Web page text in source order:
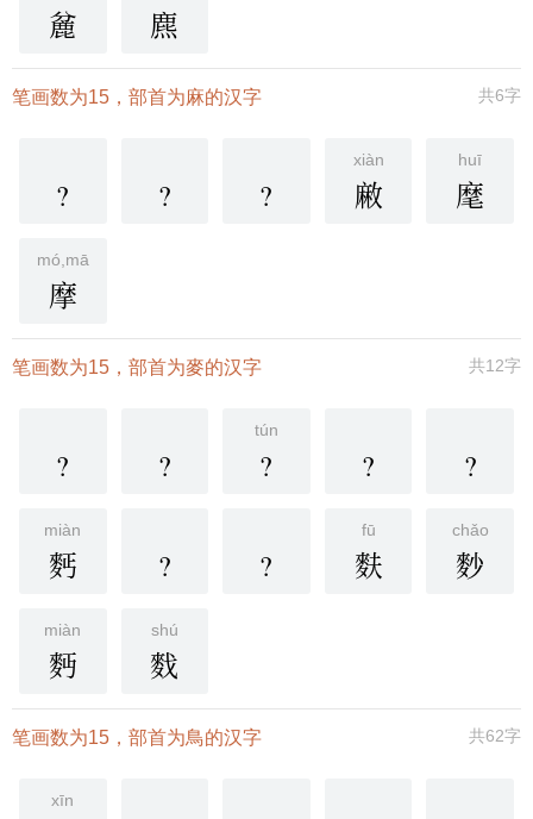
麄 麃
共6字
笔画数为15，部首为麻的汉字
? ? ?
xiàn
䵇
huī
麾
mó,mā
摩
共12字
笔画数为15，部首为麥的汉字
? ?
tún
? ? ?
miàn
麫 ? ?
fū
麩
chǎo
麨
miàn
麪
shú
䴰
共62字
笔画数为15，部首为鳥的汉字
xīn